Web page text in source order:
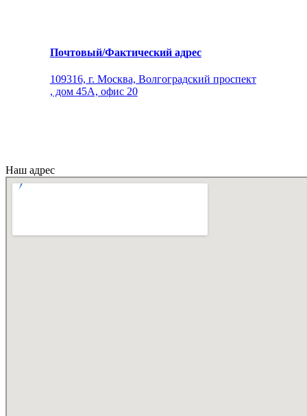
Почтовый/Фактический адрес
109316, г. Москва, Волгоградский проспект
, дом 45А, офис 20
Наш адрес